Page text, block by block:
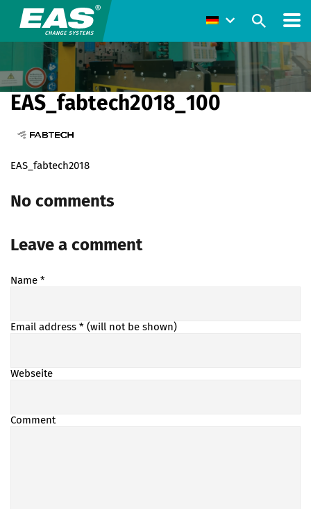
EAS_fabtech2018_100
EAS_fabtech2018
No comments
Leave a comment
Name *
Email address * (will not be shown)
Webseite
Comment